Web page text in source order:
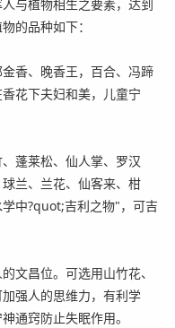
与植物相生之要素，达到
的品种如下：
香、晚香王，百合、冯蹄
花下夫妇和美，儿童宁
蓬莱松、仙人掌、罗汉
兰、兰花、仙客来、柑
中?quot;吉利之物"，可吉
文昌位。可选用山竹花、
强人的思维力，有利学
通窍防止失眠作用。